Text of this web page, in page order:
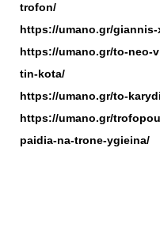
trofon/
https://umano.gr/
https://umano.gr/to-neo-
tin-kota/
https://umano.gr/to-
https://umano.gr/
paidia-na-trone-ygieina/